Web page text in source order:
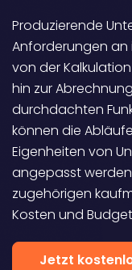
Produzierende
Anforderungen an
von der
hin zur
durchdachten
können die
Eigenheiten von
angepasst
zugehörigen
Kosten und
Jetzt